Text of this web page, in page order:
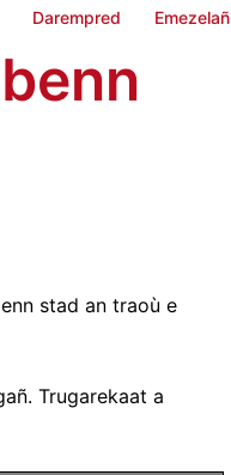
Darempred Emezelañ
stad an traoù e
Trugarekaat a